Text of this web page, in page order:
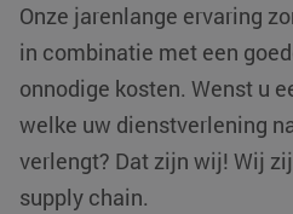
Onze jarenlange ervaring
in combinatie met een
onnodige kosten. Wenst u
welke uw dienstverlening
verlengt? Dat zijn wij! Wij
supply chain.